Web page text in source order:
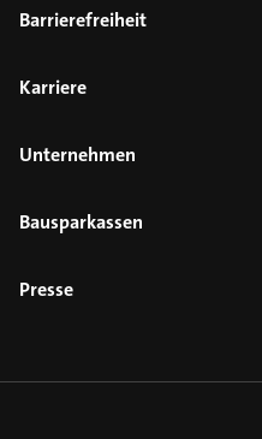
Barrierefreiheit
Karriere
Unternehmen
Bausparkassen
Presse